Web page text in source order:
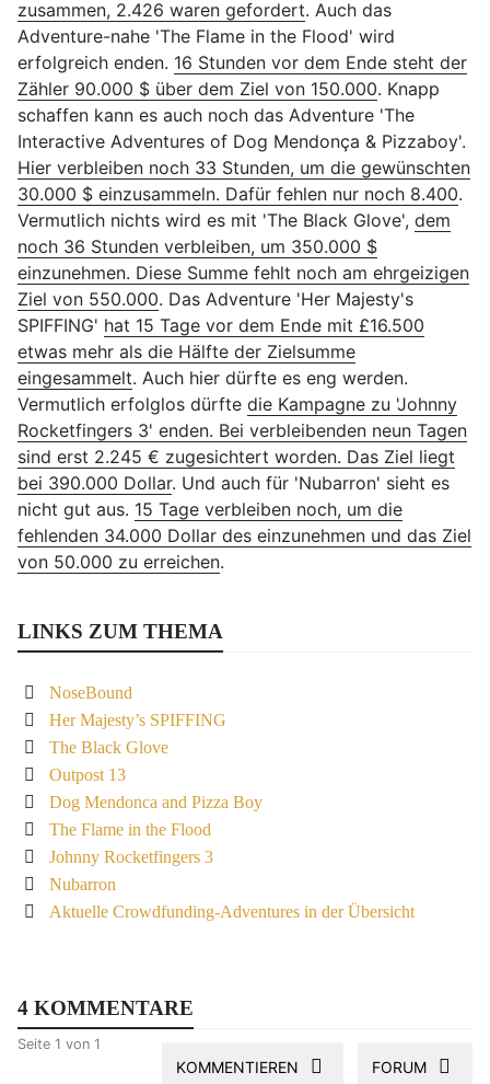
zusammen, 2.426 waren gefordert. Auch das
Adventure-nahe 'The Flame in the Flood' wird
erfolgreich enden. 16 Stunden vor dem Ende steht der
Zähler 90.000 $ über dem Ziel von 150.000. Knapp
schaffen kann es auch noch das Adventure 'The
Interactive Adventures of Dog Mendonça & Pizzaboy'.
Hier verbleiben noch 33 Stunden, um die gewünschten
30.000 $ einzusammeln. Dafür fehlen nur noch 8.400.
Vermutlich nichts wird es mit 'The Black Glove', dem
noch 36 Stunden verbleiben, um 350.000 $
einzunehmen. Diese Summe fehlt noch am ehrgeizigen
Ziel von 550.000. Das Adventure 'Her Majesty's
SPIFFING' hat 15 Tage vor dem Ende mit £16.500
etwas mehr als die Hälfte der Zielsumme
eingesammelt. Auch hier dürfte es eng werden.
Vermutlich erfolglos dürfte die Kampagne zu 'Johnny
Rocketfingers 3' enden. Bei verbleibenden neun Tagen
sind erst 2.245 € zugesichtert worden. Das Ziel liegt
bei 390.000 Dollar. Und auch für 'Nubarron' sieht es
nicht gut aus. 15 Tage verbleiben noch, um die
fehlenden 34.000 Dollar des einzunehmen und das Ziel
von 50.000 zu erreichen.
LINKS ZUM THEMA
NoseBound
Her Majesty’s SPIFFING
The Black Glove
Outpost 13
Dog Mendonca and Pizza Boy
The Flame in the Flood
Johnny Rocketfingers 3
Nubarron
Aktuelle Crowdfunding-Adventures in der Übersicht
4 KOMMENTARE
Seite 1 von 1
KOMMENTIEREN FORUM